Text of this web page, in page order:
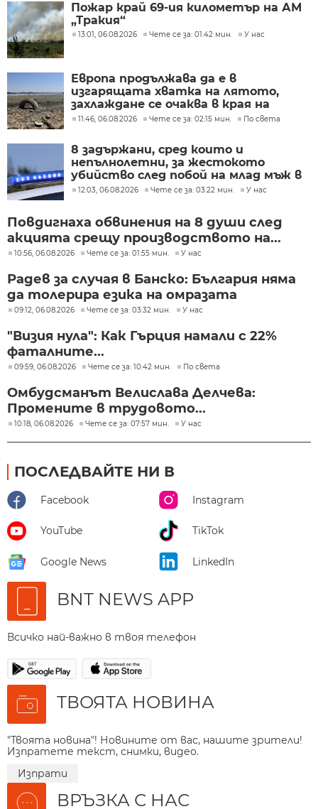
Пожар край 69-ия километър на АМ
„Тракия“
13:01, 06.08.2026 Чете се за: 01:42 мин. У нас
Европа продължава да е в
изгарящата хватка на лятото,
захлаждане се очаква в края на
седмицата
11:46, 06.08.2026 Чете се за: 02:15 мин. По света
8 задържани, сред които и
непълнолетни, за жестокото
убийство след побой на млад мъж в
Пловдив
12:03, 06.08.2026 Чете се за: 03:22 мин. У нас
Повдигнаха обвинения на 8 души след
акцията срещу производството на...
10:56, 06.08.2026 Чете се за: 01:55 мин. У нас
Радев за случая в Банско: България няма
да толерира езика на омразата
09:12, 06.08.2026 Чете се за: 03:32 мин. У нас
"Визия нула": Как Гърция намали с 22%
фаталните...
09:59, 06.08.2026 Чете се за: 10:42 мин. По света
Омбудсманът Велислава Делчева:
Промените в трудовото...
10:18, 06.08.2026 Чете се за: 07:57 мин. У нас
ПОСЛЕДВАЙТЕ НИ В
Facebook Instagram
YouTube TikTok
Google News LinkedIn
BNT NEWS APP
Всичко най-важно в твоя телефон
ТВОЯТА НОВИНА
"Твоята новина"! Новините от вас, нашите зрители!
Изпратете текст, снимки, видео.
Изпрати
ВРЪЗКА С НАС